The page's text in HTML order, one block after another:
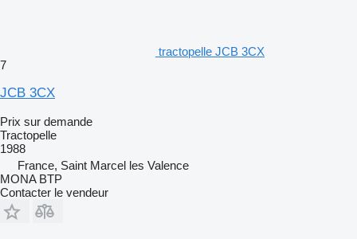
tractopelle JCB 3CX
7
JCB 3CX
Prix sur demande
Tractopelle
1988
France, Saint Marcel les Valence
MONA BTP
Contacter le vendeur